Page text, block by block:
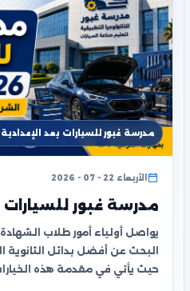
مدرسة غبور للسيارات بعد الإعدادية 2026
الأربعاء 22 - 07 - 2026
مدرسة غبور للسيارات بعد
يواصل أولياء أمور طلاب
البحث عن أفضل بدائل الثانوية
حيث يأتي في مقدمة هذه